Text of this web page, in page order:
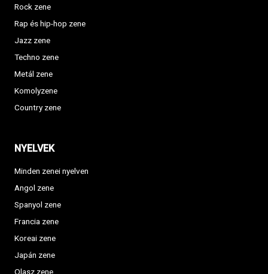
Rock zene
Rap és hip-hop zene
Jazz zene
Techno zene
Metál zene
Komolyzene
Country zene
NYELVEK
Minden zenei nyelven
Angol zene
Spanyol zene
Francia zene
Koreai zene
Japán zene
Olasz zene